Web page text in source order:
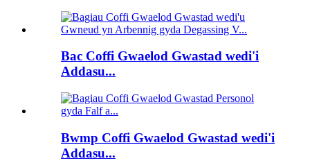
Bac Coffi Gwaelod Gwastad wedi'i
Addasu...
Bwmp Coffi Gwaelod Gwastad wedi'i
Addasu...